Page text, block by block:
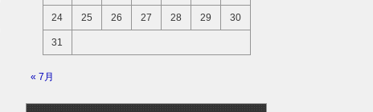
24 25 26 27 28 29 30
31
« 7月